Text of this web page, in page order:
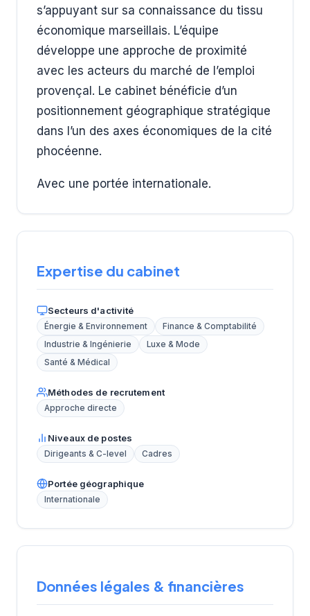
s’appuyant sur sa connaissance du tissu
économique marseillais. L’équipe
développe une approche de proximité
avec les acteurs du marché de l’emploi
provençal. Le cabinet bénéficie d’un
positionnement géographique stratégique
dans l’un des axes économiques de la cité
phocéenne.
Avec une portée internationale.
Expertise du cabinet
Secteurs d'activité
Énergie & Environnement
Finance & Comptabilité
Industrie & Ingénierie
Luxe & Mode
Santé & Médical
Méthodes de recrutement
Approche directe
Niveaux de postes
Dirigeants & C-level Cadres
Portée géographique
Internationale
Données légales & financières